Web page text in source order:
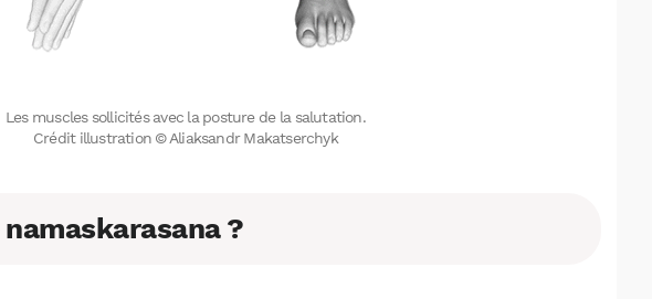
Les muscles sollicités avec la posture de la salutation.
Crédit illustration © Aliaksandr Makatserchyk
?